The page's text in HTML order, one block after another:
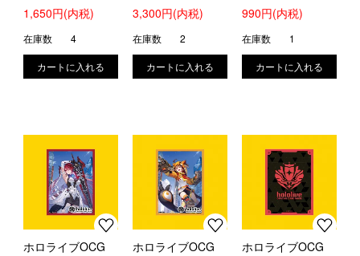
カーセット Lite
1,650円(内税)
在庫数 4
シャルホロカケー
GLOW』
3,300円(内税)
在庫数 2
カスリーブ ロボ子
990円(内税)
在庫数 1
ホロライブOCG
ホロライブOCG
ホロライブOCG